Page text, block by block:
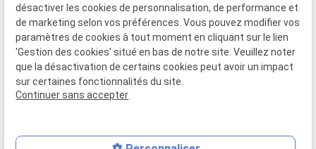
Plan du
site
Mentions
légales
Politique de
confidentialité
Gestion
des
cookies
TVA Intracommunautaire :
désactiver les cookies de personnalisation, de performance et
de marketing selon vos préférences. Vous pouvez modifier vos
paramètres de cookies à tout moment en cliquant sur le lien
'Gestion des cookies' situé en bas de notre site. Veuillez noter
que la désactivation de certains cookies peut avoir un impact
sur certaines fonctionnalités du site.
Continuer sans accepter